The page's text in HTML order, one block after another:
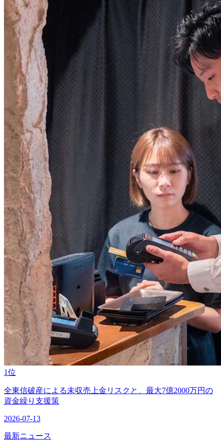
1位
全東信破産による未収売上金リスクと、最大7億2000万円の
資金繰り支援策
2026-07-13
最新ニュース